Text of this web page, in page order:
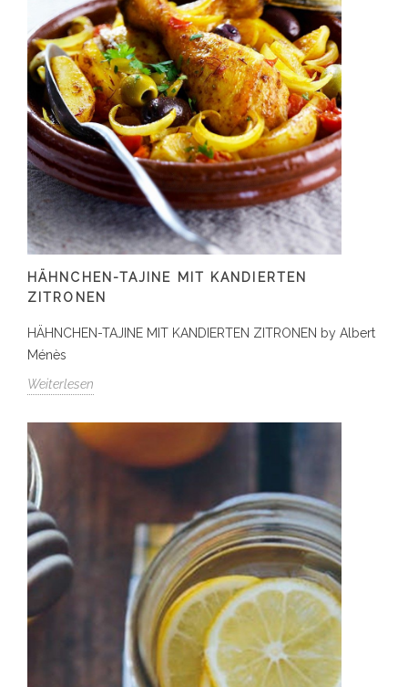
HÄHNCHEN-TAJINE MIT KANDIERTEN
ZITRONEN
HÄHNCHEN-TAJINE MIT KANDIERTEN ZITRONEN by Albert
Ménès
Weiterlesen